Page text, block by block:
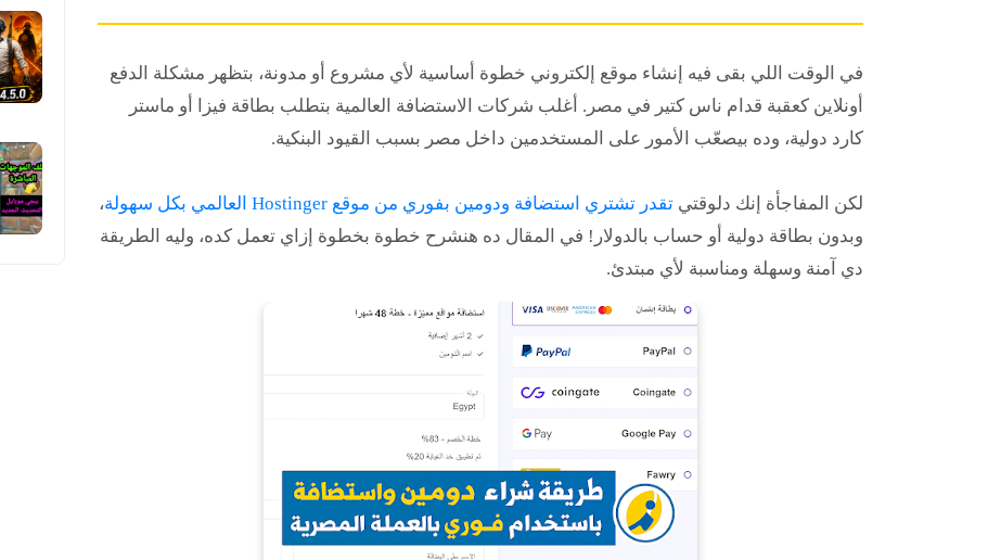
في الوقت اللي بقى فيه إنشاء موقع إلكتروني خطوة أساسية لأي مشروع أو مدونة، بتظهر مشكلة الدفع
أونلاين كعقبة قدام ناس كتير في مصر. أغلب شركات الاستضافة العالمية بتطلب بطاقة فيزا أو ماستر
كارد دولية، وده بيصعّب الأمور على المستخدمين داخل مصر بسبب القيود البنكية.
لكن المفاجأة إنك دلوقتي تقدر تشتري استضافة ودومين بفوري من موقع Hostinger العالمي بكل سهولة
،
وبدون بطاقة دولية أو حساب بالدولار! في المقال ده هنشرح خطوة بخطوة إزاي تعمل كده، وليه الطريقة
دي آمنة وسهلة ومناسبة لأي مبتدئ.